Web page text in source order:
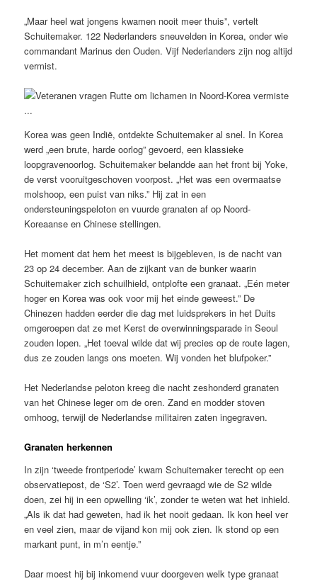
„Maar heel wat jongens kwamen nooit meer thuis”, vertelt
Schuitemaker. 122 Nederlanders sneuvelden in Korea, onder wie
commandant Marinus den Ouden. Vijf Nederlanders zijn nog altijd
vermist.
Korea was geen Indië, ontdekte Schuitemaker al snel. In Korea
werd „een brute, harde oorlog” gevoerd, een klassieke
loopgravenoorlog. Schuitemaker belandde aan het front bij Yoke,
de verst vooruitgeschoven voorpost. „Het was een overmaatse
molshoop, een puist van niks.” Hij zat in een
ondersteuningspeloton en vuurde granaten af op Noord-
Koreaanse en Chinese stellingen.
Het moment dat hem het meest is bijgebleven, is de nacht van
23 op 24 december. Aan de zijkant van de bunker waarin
Schuitemaker zich schuilhield, ontplofte een granaat. „Eén meter
hoger en Korea was ook voor mij het einde geweest.” De
Chinezen hadden eerder die dag met luidsprekers in het Duits
omgeroepen dat ze met Kerst de overwinningsparade in Seoul
zouden lopen. „Het toeval wilde dat wij precies op de route lagen,
dus ze zouden langs ons moeten. Wij vonden het blufpoker.”
Het Nederlandse peloton kreeg die nacht zeshonderd granaten
van het Chinese leger om de oren. Zand en modder stoven
omhoog, terwijl de Nederlandse militairen zaten ingegraven.
Granaten herkennen
In zijn ‘tweede frontperiode’ kwam Schuitemaker terecht op een
observatiepost, de ‘S2’. Toen werd gevraagd wie de S2 wilde
doen, zei hij in een opwelling ‘ik’, zonder te weten wat het inhield.
„Als ik dat had geweten, had ik het nooit gedaan. Ik kon heel ver
en veel zien, maar de vijand kon mij ook zien. Ik stond op een
markant punt, in m’n eentje.”
Daar moest hij bij inkomend vuur doorgeven welk type granaat